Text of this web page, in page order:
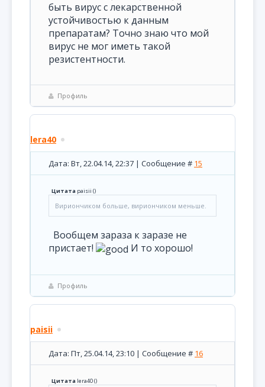
быть вирус с лекарственной
устойчивостью к данным
препаратам? Точно знаю что мой
вирус не мог иметь такой
резистентности.
Профиль
lera40
Дата: Вт, 22.04.14, 22:37 | Сообщение # 15
Цитата paisii ()
Вириончиком больше, вириончиком меньше.
Вообщем зараза к заразе не
пристает!
И то хорошо!
Профиль
paisii
Дата: Пт, 25.04.14, 23:10 | Сообщение # 16
Цитата lera40()